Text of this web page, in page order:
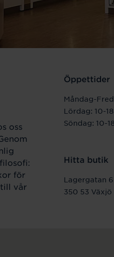
oss
för
vår
Öppettider
Måndag-
Lördag: 10-18
Söndag: 10-
Hitta butik
Lagergatan 6
350 53 Växjö